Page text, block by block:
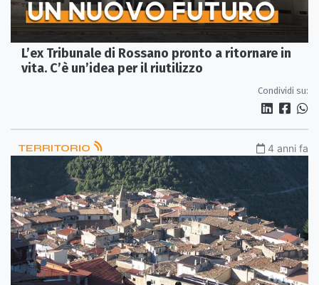
L’ex Tribunale di Rossano pronto a ritornare in
vita. C’è un’idea per il riutilizzo
Condividi su:
TERRITORIO 4 anni fa